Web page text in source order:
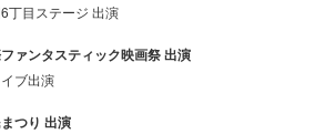
丁目ステージ 出演
ァンタスティック映画祭 出演
ブ出演
つり 出演